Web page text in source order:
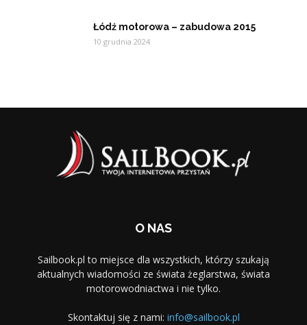
Łódź motorowa – zabudowa 2015
10 grudnia 2024
O NAS
Sailbook.pl to miejsce dla wszystkich, którzy szukają
aktualnych wiadomości ze świata żeglarstwa, świata
motorowodniactwa i nie tylko.
Skontaktuj się z nami: info@sailbook.pl